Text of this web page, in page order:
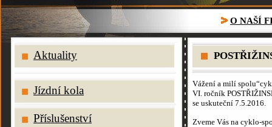
O NAŠÍ
Aktuality
Jízdní kola
Příslušenství
Vážení a milí
VI. ročník
se uskuteční 7.5.2016.
Zveme Vás na cyklo-